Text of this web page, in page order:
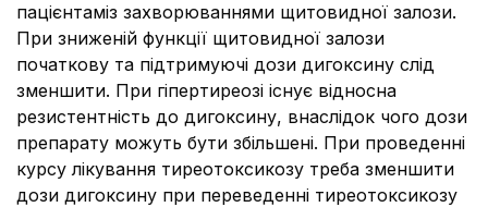
пацієнтаміз захворюваннями щитовидної залози.
При зниженій функції щитовидної залози
початкову та підтримуючі дози дигоксину слід
зменшити. При гіпертиреозі існує відносна
резистентність до дигоксину, внаслідок чого дози
препарату можуть бути збільшені. При проведенні
курсу лікування тиреотоксикозу треба зменшити
дози дигоксину при переведенні тиреотоксикозу